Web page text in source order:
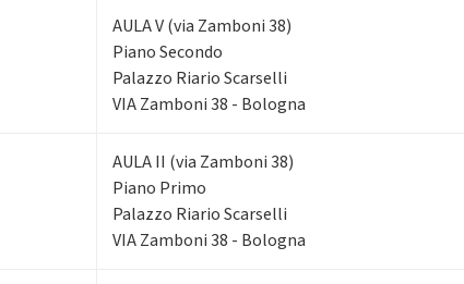
AULA V (via Zamboni 38)
Piano Secondo
Palazzo Riario Scarselli
VIA Zamboni 38 - Bologna
AULA II (via Zamboni 38)
Piano Primo
Palazzo Riario Scarselli
VIA Zamboni 38 - Bologna